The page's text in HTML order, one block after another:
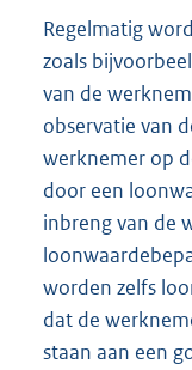
Regelmatig
zoals
van de
observatie van
werknemer op
door een
inbreng van de
worden zelfs
dat de
staan aan een